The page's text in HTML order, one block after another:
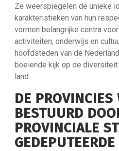
Ze weerspiegelen de unieke
karakteristieken van hun
vormen belangrijke centra
activiteiten, onderwijs en
hoofdsteden van de
boeiende kijk op de diversiteit
land.
DE PROVINCIES
BESTUURD
PROVINCIALE